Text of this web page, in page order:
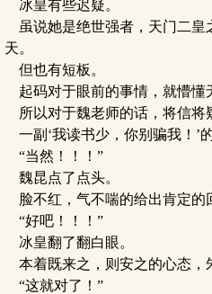
冰皇有些迟疑。
虽说她是绝世强者，天门二皇
天。
但也有短板。
起码对于眼前的事情，就懵懂
所以对于魏老师的话，将信将
一副‘我读书少，你别骗我！’的
“当然！！！”
魏昆点了点头。
脸不红，气不喘的给出肯定的
“好吧！！！”
冰皇翻了翻白眼。
本着既来之，则安之的心态，
“这就对了！”